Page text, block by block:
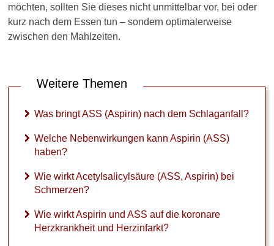
möchten, sollten Sie dieses nicht unmittelbar vor, bei oder
kurz nach dem Essen tun – sondern optimalerweise
zwischen den Mahlzeiten.
Weitere Themen
Was bringt ASS (Aspirin) nach dem Schlaganfall?
Welche Nebenwirkungen kann Aspirin (ASS)
haben?
Wie wirkt Acetylsalicylsäure (ASS, Aspirin) bei
Schmerzen?
Wie wirkt Aspirin und ASS auf die koronare
Herzkrankheit und Herzinfarkt?